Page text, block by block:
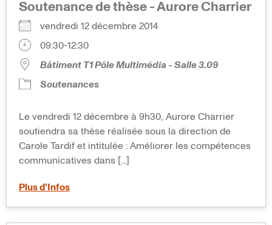
Soutenance de thèse - Aurore Charrier
vendredi 12 décembre 2014
09:30-12:30
Bâtiment T1 Pôle Multimédia - Salle 3.09
Soutenances
Le vendredi 12 décembre à 9h30, Aurore Charrier
soutiendra sa thèse réalisée sous la direction de
Carole Tardif et intitulée : Améliorer les compétences
communicatives dans [...]
Plus d’Infos